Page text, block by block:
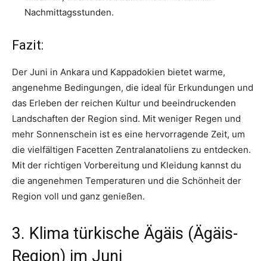
Nachmittagsstunden.
Fazit:
Der Juni in Ankara und Kappadokien bietet warme,
angenehme Bedingungen, die ideal für Erkundungen und
das Erleben der reichen Kultur und beeindruckenden
Landschaften der Region sind. Mit weniger Regen und
mehr Sonnenschein ist es eine hervorragende Zeit, um
die vielfältigen Facetten Zentralanatoliens zu entdecken.
Mit der richtigen Vorbereitung und Kleidung kannst du
die angenehmen Temperaturen und die Schönheit der
Region voll und ganz genießen.
3. Klima türkische Ägäis (Ägäis-
Region) im Juni